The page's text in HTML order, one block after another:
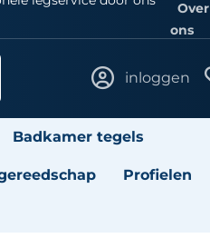
Over
ons
inloggen
Badkamer tegels
Profielen